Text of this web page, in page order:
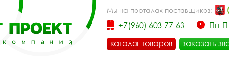
Мы на порталах поставщиков:
+7(960) 603-77-63
Пн-
каталог товаров
заказать